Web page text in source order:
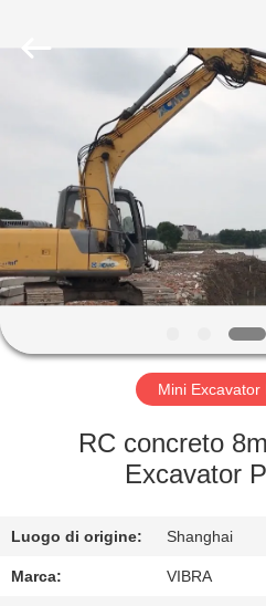
PRODOTTI
DI
VR
DELLA
FABBRICA
Ltd..
Mini Excavator
RC concreto
Excavator
Luogo di origine: Shanghai
Marca: VIBRA